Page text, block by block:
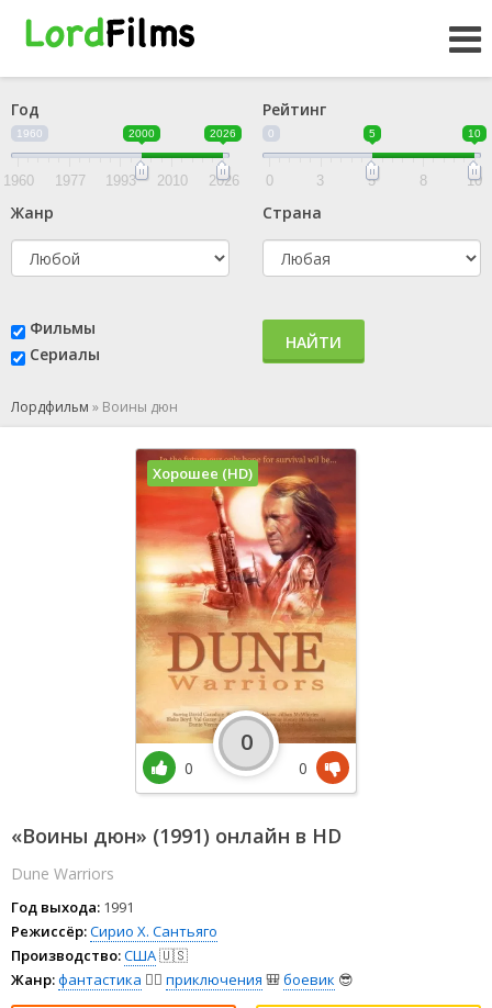
Год
1960 2000 2026
1960 1977 1993 2010 2026
Рейтинг
0 5 10
0 3 5 8 10
Жанр Страна
Фильмы
Сериалы
НАЙТИ
Лордфильм » Воины дюн
«Воины дюн» (1991) онлайн в HD
Dune Warriors
Год выхода: 1991
Режиссёр:Сирио Х. Сантьяго
Производство:США🇺🇸
Жанр:фантастика 🧙‍♀️ приключения 🎒боевик 😎
Хорошее (HD)
0
0
0